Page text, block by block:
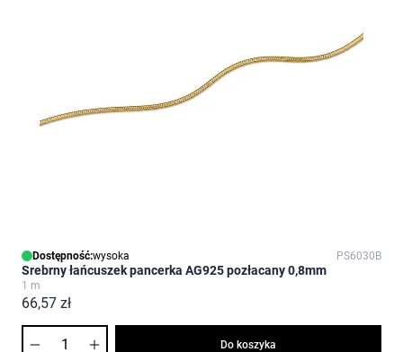
Dostępność:wysoka PS6030B
Srebrny łańcuszek pancerka AG925 pozłacany 0,8mm
1 m
66,57 zł
Do koszyka